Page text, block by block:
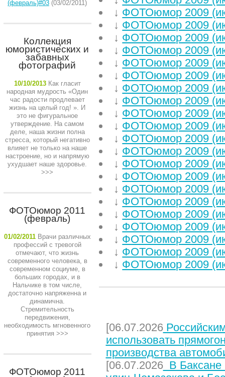
(февраль)#03 (03/02/2011)
Коллекция
юмористических и
забавных
фотографий
10/10/2013 Как гласит
народная мудрость «Один
час радости продлевает
жизнь на целый год! ». И
это не фигуральное
утверждение. На самом
деле, наша жизни полна
стресса, который негативно
влияет не только на наше
настроение, но и напрямую
ухудшает наше здоровье.
>>>
ФОТОюмор 2011
(февраль)
01/02/2011 Врачи различных
профессий с тревогой
отмечают, что жизнь
современного человека, в
современном социуме, в
больших городах, и в
Нальчике в том числе,
достаточно напряженна и
динамична.
Стремительность
передвижения,
необходимость мгновенного
принятия >>>
ФОТОюмор 2011
↓ ФОТОюмор 2009
↓ ФОТОюмор 2009
↓ ФОТОюмор 2009
↓ ФОТОюмор 2009
↓ ФОТОюмор 2009
↓ ФОТОюмор 2009
↓ ФОТОюмор 2009
↓ ФОТОюмор 2009
↓ ФОТОюмор 2009
↓ ФОТОюмор 2009
↓ ФОТОюмор 2009
↓ ФОТОюмор 2009
↓ ФОТОюмор 2009
↓ ФОТОюмор 2009
↓ ФОТОюмор 2009
↓ ФОТОюмор 2009
↓ ФОТОюмор 2009
↓ ФОТОюмор 2009
↓ ФОТОюмор 2009
↓ ФОТОюмор 2009
↓ ФОТОюмор 2009
[06.07.2026
использовать
производства
[06.07.2026В Баксане